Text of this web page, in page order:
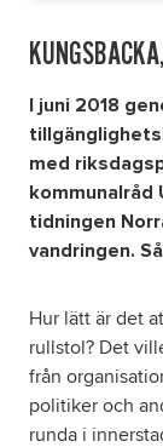
I juni 2018
med
kommunalråd
tidningen
vandringen.
Hur lätt är det
rullstol? Det
från
politiker och
runda i